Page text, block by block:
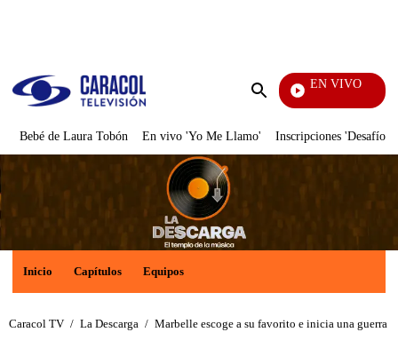
Enviar
EN VIVO
También Caerás
Bebé de Laura Tobón En vivo 'Yo Me Llamo' Inscripciones 'Desafío'
Inicio Capítulos Equipos
Caracol TV / La Descarga / Marbelle escoge a su favorito e inicia una guerra